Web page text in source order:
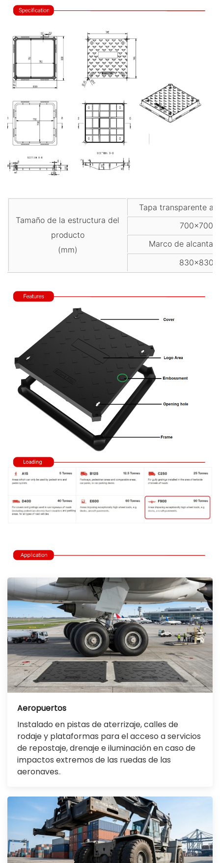
Tamaño de la estructura del
producto
(mm)
Tapa transparente
700x700
Marco de
830x830
Aeropuertos
Instalado en pistas de aterrizaje, calles de
rodaje y plataformas para el acceso a servicios
de repostaje, drenaje e iluminación en caso de
impactos extremos de las ruedas de las
aeronaves..